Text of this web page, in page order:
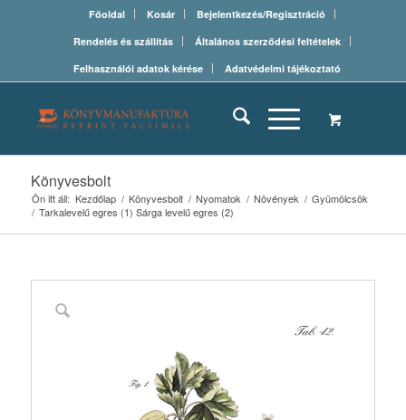
Főoldal Kosár
Bejelentkezés/Regisztráció
Rendelés és szállítás
Általános szerződési feltételek
Felhasználói adatok kérése
Adatvédelmi tájékoztató
Könyvesbolt
Ön itt áll: Kezdőlap / Könyvesbolt / Nyomatok / Növények / Gyümölcsök
/ Tarkalevelű egres (1) Sárga levelű egres (2)